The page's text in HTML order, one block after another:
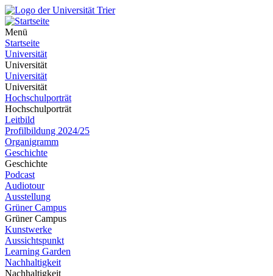
Menü
Startseite
Universität
Universität
Universität
Universität
Hochschulporträt
Hochschulporträt
Leitbild
Profilbildung 2024/25
Organigramm
Geschichte
Geschichte
Podcast
Audiotour
Ausstellung
Grüner Campus
Grüner Campus
Kunstwerke
Aussichtspunkt
Learning Garden
Nachhaltigkeit
Nachhaltigkeit